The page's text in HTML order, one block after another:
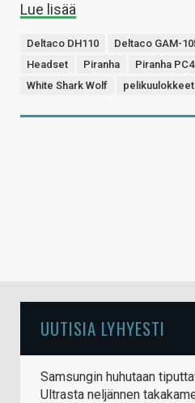
Lue lisää
Deltaco DH110 Deltaco GAM-
Headset
Piranha Piranha
White Shark Wolf
pelikuulokkeet
UUTISIA LYHYESTI
Samsungin huhutaan
Ultrasta neljännen